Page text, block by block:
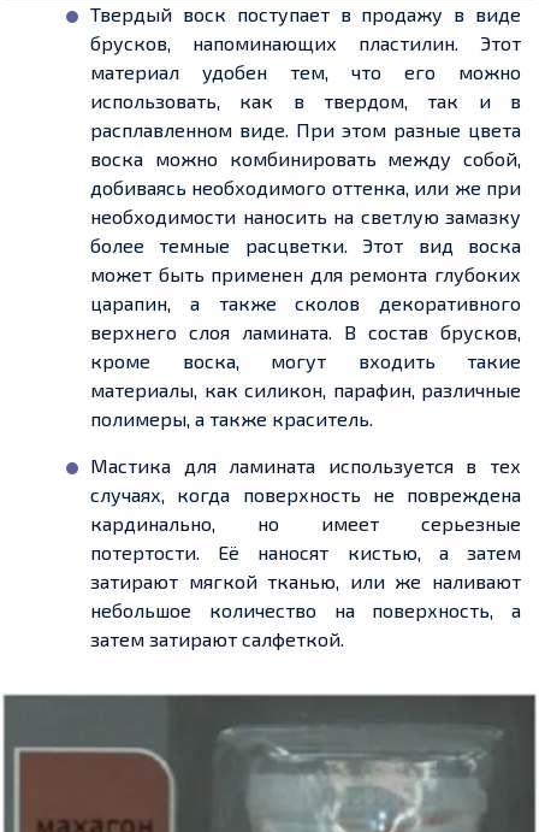
Твердый воск поступает в продажу в виде
брусков, напоминающих пластилин. Этот
материал удобен тем, что его можно
использовать, как в твердом, так и в
расплавленном виде. При этом разные цвета
воска можно комбинировать между собой,
добиваясь необходимого оттенка, или же при
необходимости наносить на светлую замазку
более темные расцветки. Этот вид воска
может быть применен для ремонта глубоких
царапин, а также сколов декоративного
верхнего слоя ламината. В состав брусков,
кроме воска, могут входить такие
материалы, как силикон, парафин, различные
полимеры, а также краситель.
Мастика для ламината используется в тех
случаях, когда поверхность не повреждена
кардинально, но имеет серьезные
потертости. Её наносят кистью, а затем
затирают мягкой тканью, или же наливают
небольшое количество на поверхность, а
затем затирают салфеткой.